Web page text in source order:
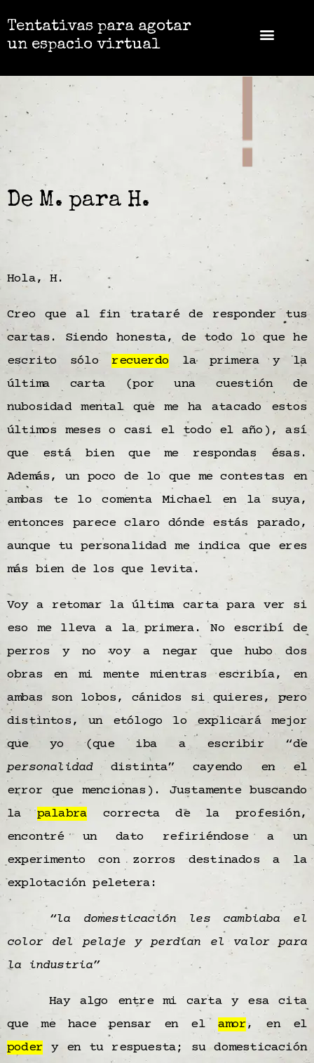
Tentativas para agotar
un espacio virtual
De M. para H.
Hola, H.
Creo que al fin trataré de responder tus
cartas. Siendo honesta, de todo lo que he
escrito sólorecuerdo la primera y la
última carta (por una cuestión de
nubosidad mental que me ha atacado estos
últimos meses o casi el todo el año), así
que está bien que me respondas ésas.
Además, un poco de lo que me contestas en
ambas te lo comenta Michael en la suya,
entonces parece claro dónde estás parado,
aunque tu personalidad me indica que eres
más bien de los que levita.
Voy a retomar la última carta para ver si
eso me lleva a la primera. No escribí de
perros y no voy a negar que hubo dos
obras en mi mente mientras escribía, en
ambas son lobos, cánidos si quieres, pero
distintos, un etólogo lo explicará mejor
que yo (que iba a escribir “de
personalidaddistinta” cayendo en el
error que mencionas). Justamente buscando
lapalabra correcta de la profesión,
encontré un dato refiriéndose a un
experimento con zorros destinados a la
explotación peletera:
“la domesticación les cambiaba el
color del pelaje y perdían el valor para
la industria”
Hay algo entre mi carta y esa cita
que me hace pensar en el amor, en el
poder y en tu respuesta; su domesticación